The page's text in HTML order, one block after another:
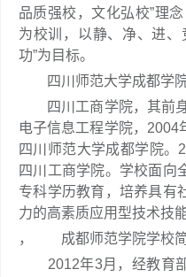
品质强校，文化弘校”理
为校训，以静、净、进
功”为目标。
四川师范大学成都学院
四川工商学院，其前身
电子信息工程学院，2004
四川师范大学成都学院。
四川工商学院。学校面向
专科学历教育，培养具有
力的高素质应用型技术技
， 成都师范学院学校
2012年3月，经教育部